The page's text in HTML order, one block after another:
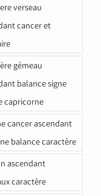
verseau
cancer et
gémeau
balance signe
capricorne
cancer ascendant
balance caractère
ascendant
caractère